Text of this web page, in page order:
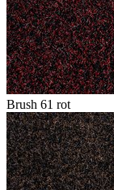
Brush 61 rot